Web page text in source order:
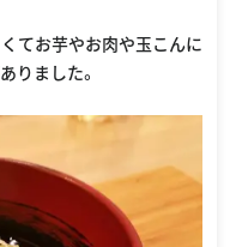
てお芋やお肉や玉こんに
りました。